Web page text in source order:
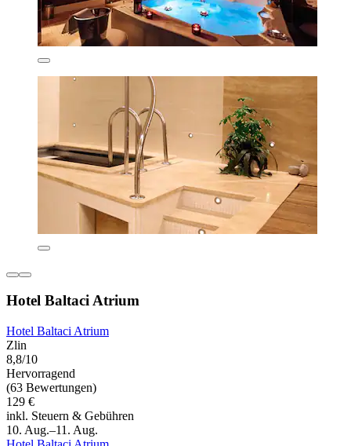
Hotel Baltaci Atrium
Hotel Baltaci Atrium
Zlin
8,8/10
Hervorragend
(63 Bewertungen)
129 €
inkl. Steuern & Gebühren
10. Aug.–11. Aug.